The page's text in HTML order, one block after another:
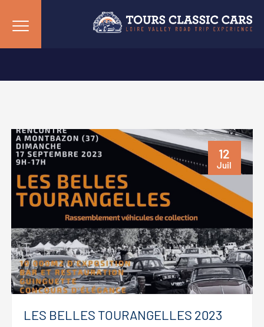
12
Juil
LES BELLES TOURANGELLES 2023